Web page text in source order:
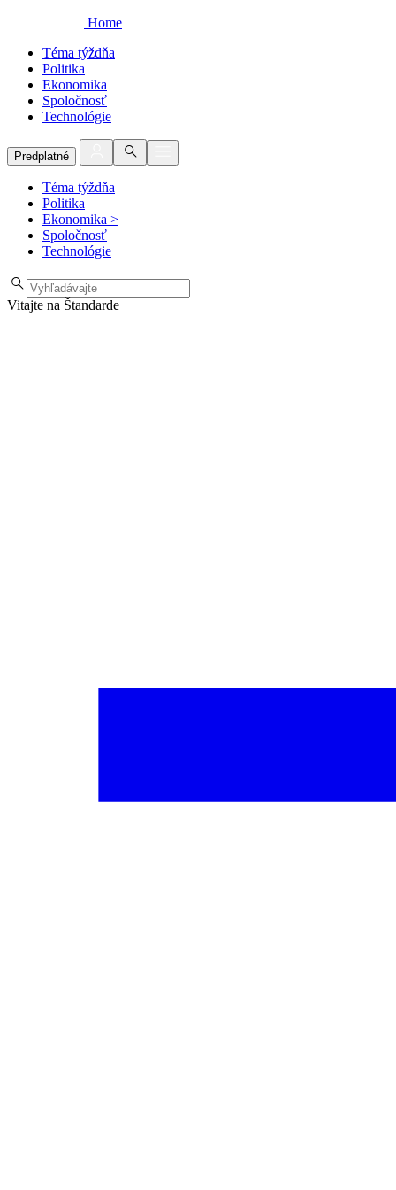
Home
Téma týždňa
Politika
Ekonomika
Spoločnosť
Technológie
Predplatné
Téma týždňa
Politika
Ekonomika >
Spoločnosť
Technológie
Vitajte na Štandarde